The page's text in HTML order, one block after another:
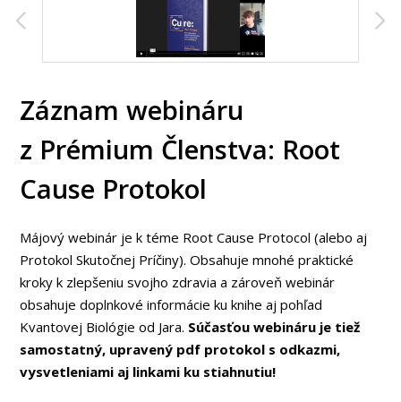
Záznam webináru
z Prémium Členstva: Root
Cause Protokol
Májový webinár je k téme Root Cause Protocol (alebo aj
Protokol Skutočnej Príčiny). Obsahuje mnohé praktické
kroky k zlepšeniu svojho zdravia a zároveň webinár
obsahuje doplnkové informácie ku knihe aj pohľad
Kvantovej Biológie od Jara. Súčasťou webináru je tiež
samostatný, upravený pdf protokol s odkazmi,
vysvetleniami aj linkami ku stiahnutiu!